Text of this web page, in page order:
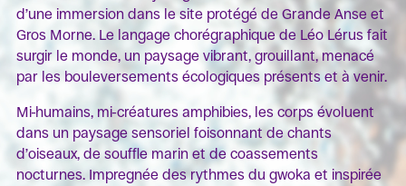
d’une immersion dans le site protégé de Grande Anse et
Gros Morne. Le langage chorégraphique de Léo Lérus fait
surgir le monde, un paysage vibrant, grouillant, menacé
par les bouleversements écologiques présents et à venir.
Mi-humains, mi-créatures amphibies, les corps évoluent
dans un paysage sensoriel foisonnant de chants
d’oiseaux, de souffle marin et de coassements
nocturnes. Impregnée des rythmes du gwoka et inspirée